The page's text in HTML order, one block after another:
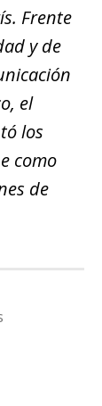
Frente
y de
el
los
como
de